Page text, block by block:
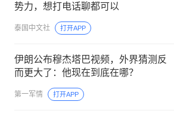
势力，想打电话聊都可以
泰国中文社 打开APP
伊朗公布穆杰塔巴视频，外界猜测反
而更大了：他现在到底在哪？
第一军情 打开APP